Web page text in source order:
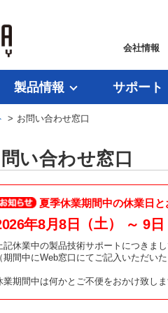
会社情報
製品情報 サポート
> お問い合わせ窓口
い合わせ窓口
夏季休業期間中の休業日
年8月8日 （土） ～ 9日
記休業中の製品技術サポートにつきま
（期間中にWeb窓口にてご記入いただい
業期間中は何かとご不便をおかけ致し